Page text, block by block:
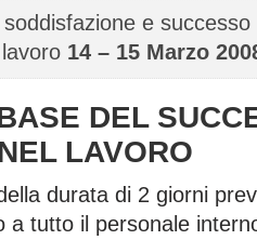
e
14 – 15 Marzo
DEL
LAVORO
durata di 2 giorni
a tutto il personale